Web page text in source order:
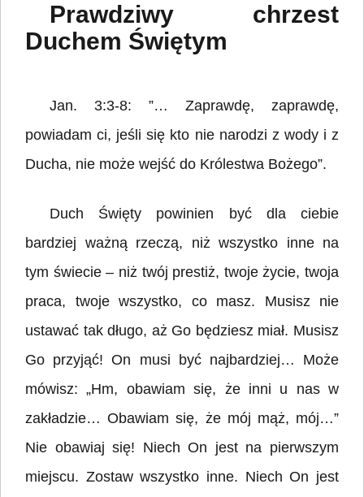
Prawdziwy chrzest
Duchem Świętym
Jan. 3:3-8: ”… Zaprawdę, zaprawdę,
powiadam ci, jeśli się kto nie narodzi z wody i z
Ducha, nie może wejść do Królestwa Bożego”.
Duch Święty powinien być dla ciebie
bardziej ważną rzeczą, niż wszystko inne na
tym świecie – niż twój prestiż, twoje życie, twoja
praca, twoje wszystko, co masz. Musisz nie
ustawać tak długo, aż Go będziesz miał. Musisz
Go przyjąć! On musi być najbardziej… Może
mówisz: „Hm, obawiam się, że inni u nas w
zakładzie… Obawiam się, że mój mąż, mój…”
Nie obawiaj się! Niech On jest na pierwszym
miejscu. Zostaw wszystko inne. Niech On jest